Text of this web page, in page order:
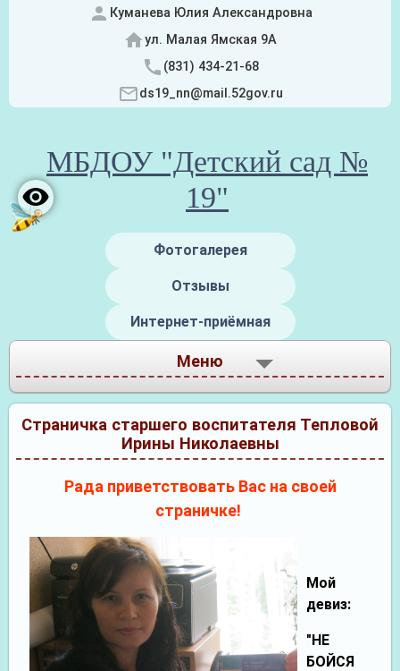
Куманева Юлия Александровна
ул. Малая Ямская 9А
(831) 434-21-68
ds19_nn@mail.52gov.ru
МБДОУ "Детский сад №
19"
Фотогалерея
Отзывы
Интернет-приёмная
Меню
Страничка старшего воспитателя Тепловой
Ирины Николаевны
Рада приветствовать Вас на своей
страничке!
Мой
девиз:
"НЕ
БОЙСЯ